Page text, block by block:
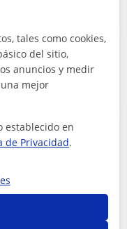
podrán contactarte
Publicar anuncio
tales como cookies,
del sitio,
anuncios y medir
mejor
establecido en
de Privacidad.